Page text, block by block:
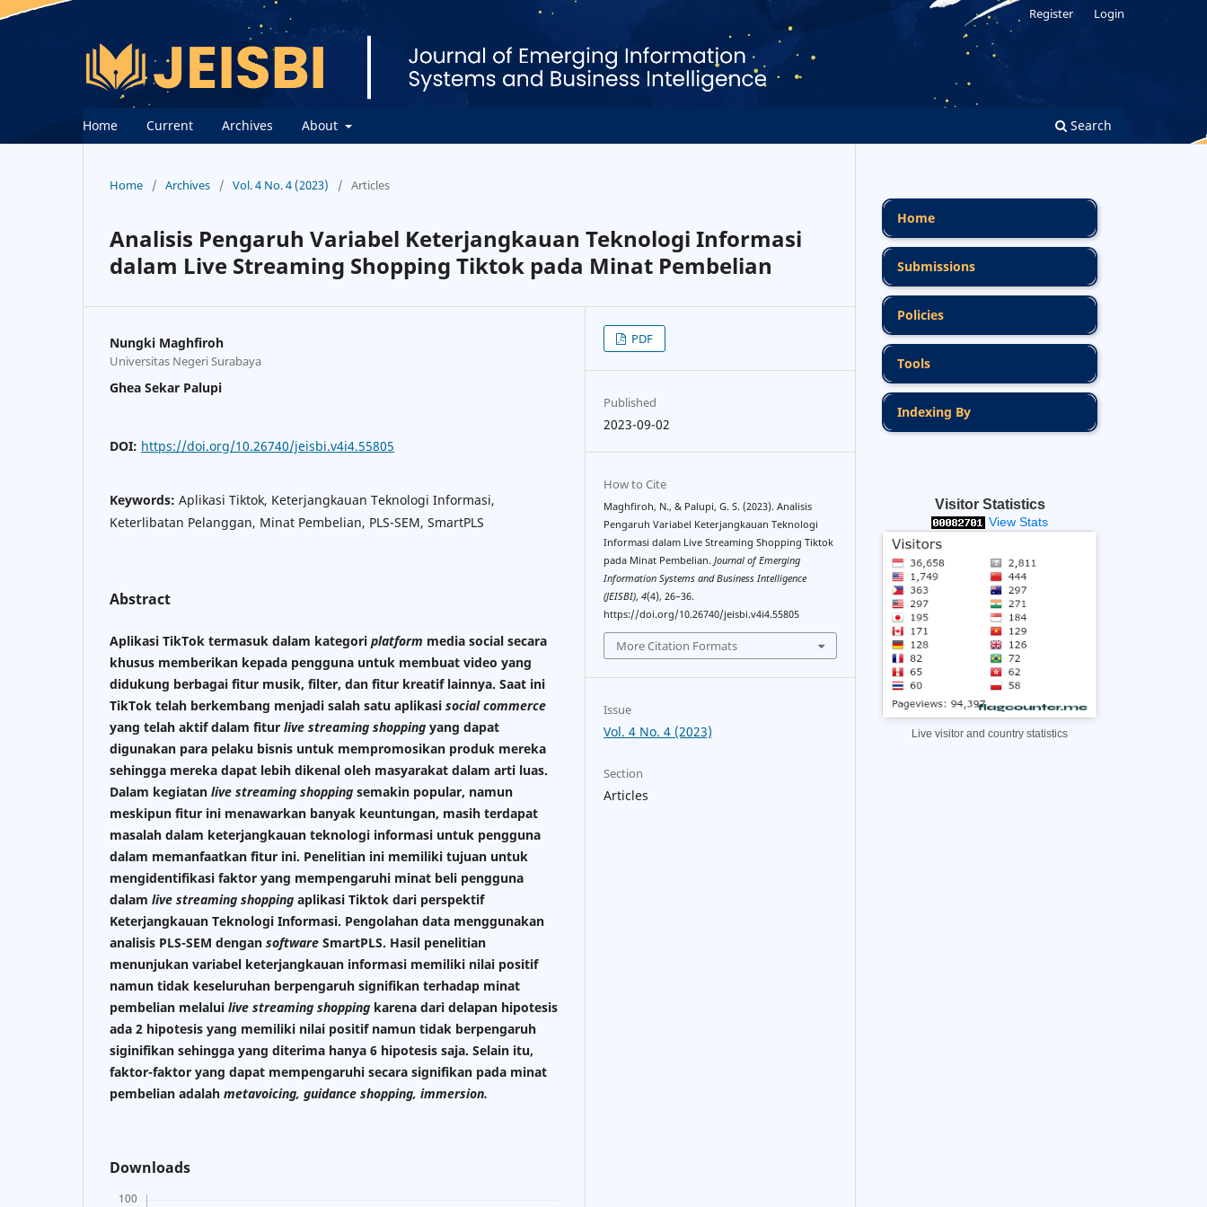
Home Current Archives About Search
Register Login
Home / Archives / Vol. 4 No. 4 (2023) / Articles
Analisis Pengaruh Variabel Keterjangkauan Teknologi Informasi
dalam Live Streaming Shopping Tiktok pada Minat Pembelian
Nungki Maghfiroh
Universitas Negeri Surabaya
Ghea Sekar Palupi
DOI: https://doi.org/10.26740/jeisbi.v4i4.55805
Keywords: Aplikasi Tiktok, Keterjangkauan Teknologi Informasi,
Keterlibatan Pelanggan, Minat Pembelian, PLS-SEM, SmartPLS
Abstract
Aplikasi TikTok termasuk dalam kategori platform media social secara
khusus memberikan kepada pengguna untuk membuat video yang
didukung berbagai fitur musik, filter, dan fitur kreatif lainnya. Saat ini
TikTok telah berkembang menjadi salah satu aplikasi social commerce
yang telah aktif dalam fitur live streaming shopping yang dapat
digunakan para pelaku bisnis untuk mempromosikan produk mereka
sehingga mereka dapat lebih dikenal oleh masyarakat dalam arti luas.
Dalam kegiatan live streaming shopping semakin popular, namun
meskipun fitur ini menawarkan banyak keuntungan, masih terdapat
masalah dalam keterjangkauan teknologi informasi untuk pengguna
dalam memanfaatkan fitur ini. Penelitian ini memiliki tujuan untuk
mengidentifikasi faktor yang mempengaruhi minat beli pengguna
dalam live streaming shopping aplikasi Tiktok dari perspektif
Keterjangkauan Teknologi Informasi. Pengolahan data menggunakan
analisis PLS-SEM dengan software SmartPLS. Hasil penelitian
menunjukan variabel keterjangkauan informasi memiliki nilai positif
namun tidak keseluruhan berpengaruh signifikan terhadap minat
pembelian melalui live streaming shopping karena dari delapan hipotesis
ada 2 hipotesis yang memiliki nilai positif namun tidak berpengaruh
siginifikan sehingga yang diterima hanya 6 hipotesis saja. Selain itu,
faktor-faktor yang dapat mempengaruhi secara signifikan pada minat
pembelian adalah metavoicing, guidance shopping, immersion.
Downloads
PDF
Published
2023-09-02
How to Cite
Maghfiroh, N., & Palupi, G. S. (2023). Analisis
Pengaruh Variabel Keterjangkauan Teknologi
Informasi dalam Live Streaming Shopping Tiktok
pada Minat Pembelian.Journal of Emerging
Information Systems and Business Intelligence
(JEISBI),4(4), 26–36.
https://doi.org/10.26740/jeisbi.v4i4.55805
More Citation Formats
Issue
Vol. 4 No. 4 (2023)
Section
Articles
Home
Submissions
Policies
Tools
Indexing By
Visitor Statistics
View Stats
Live visitor and country statistics